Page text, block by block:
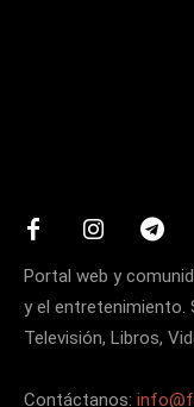
Portal web y
y el entretenimiento.
Televisión, Libros,
Contáctanos: